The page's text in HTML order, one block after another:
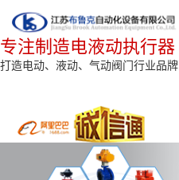
专注制造电液动执行器
打造电动、液动、气动阀门行业品牌